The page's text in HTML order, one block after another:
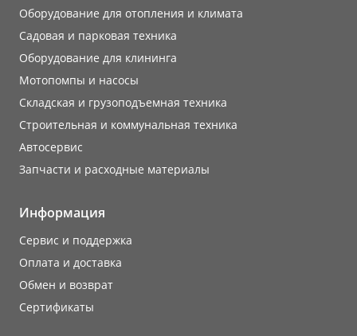
Оборудование для отопления и климата
Садовая и парковая техника
Оборудование для клининга
Мотопомпы и насосы
Складская и грузоподъемная техника
Строительная и коммунальная техника
Автосервис
Запчасти и расходные материалы
Информация
Сервис и поддержка
Оплата и доставка
Обмен и возврат
Сертификаты